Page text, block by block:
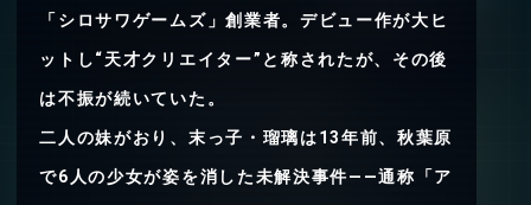
「シロサワゲームズ」創業者。デビュー作が大ヒ
ットし“天才クリエイター”と称されたが、その後
は不振が続いていた。
二人の妹がおり、末っ子・瑠璃は13年前、秋葉原
で6人の少女が姿を消した未解決事件――通称「ア